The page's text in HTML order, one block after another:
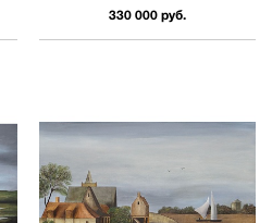
330 000 руб.